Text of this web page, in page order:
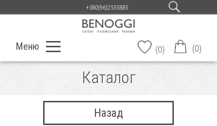
+380(96)2555885
Меню (0) (0)
Каталог
Назад